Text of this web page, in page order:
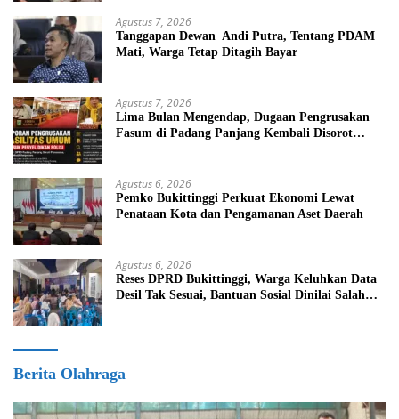
Agustus 7, 2026
Tanggapan Dewan Andi Putra, Tentang PDAM
Mati, Warga Tetap Ditagih Bayar
Agustus 7, 2026
Lima Bulan Mengendap, Dugaan Pengrusakan
Fasum di Padang Panjang Kembali Disorot
Agustus 6, 2026
Pemko Bukittinggi Perkuat Ekonomi Lewat
Penataan Kota dan Pengamanan Aset Daerah
Agustus 6, 2026
Reses DPRD Bukittinggi, Warga Keluhkan Data
Desil Tak Sesuai, Bantuan Sosial Dinilai Salah
Berita Olahraga